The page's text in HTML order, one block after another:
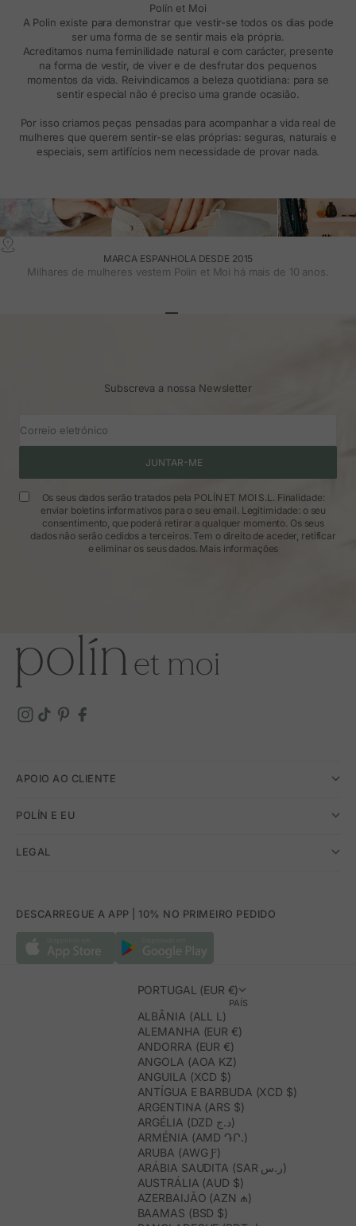
Polín et Moi
A Polin existe para demonstrar que vestir-se todos os dias pode
ser uma forma de se sentir mais ela própria.
Acreditamos numa feminilidade natural e com carácter, presente
na forma de vestir, de viver e de desfrutar dos pequenos
momentos da vida. Reivindicamos a beleza quotidiana: para se
sentir especial não é preciso uma grande ocasião.
Por isso criamos peças pensadas para acompanhar a vida real de
mulheres que querem sentir-se elas próprias: seguras, naturais e
especiais, sem artifícios nem necessidade de provar nada.
MARCA ESPANHOLA DESDE 2015
Milhares de mulheres vestem Polin et Moi há mais de 10 anos.
Subscreva a nossa Newsletter
Correio eletrónico
JUNTAR-ME
Os seus dados serão tratados pela POLÍN ET MOI S.L. Finalidade:
enviar boletins informativos para o seu email. Legitimidade: o seu
consentimento, que poderá retirar a qualquer momento. Os seus
dados não serão cedidos a terceiros. Tem o direito de aceder, retificar
e eliminar os seus dados. Mais informações
APOIO AO CLIENTE
POLÍN E EU
LEGAL
DESCARREGUE A APP | 10% NO PRIMEIRO PEDIDO
PORTUGAL (EUR €)
PAÍS
ALBÂNIA (ALL L)
ALEMANHA (EUR €)
ANDORRA (EUR €)
ANGOLA (AOA KZ)
ANGUILA (XCD $)
ANTÍGUA E BARBUDA (XCD $)
ARGENTINA (ARS $)
ARGÉLIA (DZD د.ج)
ARMÉNIA (AMD ԴՐ.)
ARUBA (AWG Ƒ)
ARÁBIA SAUDITA (SAR ر.س)
AUSTRÁLIA (AUD $)
AZERBAIJÃO (AZN ₼)
BAAMAS (BSD $)